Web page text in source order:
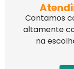
Contamos
altamente
na